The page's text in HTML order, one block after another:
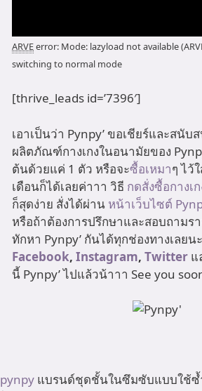
ARVEerror: Mode: lazyload not available
switching to normal mode
[thrive_leads id=’7396′]
เอาเป็นว่า Pynpy’ ขอเชียร์และสนับ
ผลิตภัณฑ์กางเกงในอนามัยของ
ต้นด้วยแค่ 1 ตัว หรือจะซื้อเหมาๆ ไว้
เดือนก็ได้เลยค่าาา วิธี กดสั่งซื้อกางเ
ก็สุดง่าย สั่งได้ผ่าน หน้าเว็บไซต์
หรือถ้าต้องการปรึกษาและสอบถามรา
ทักหา Pynpy’ กันได้ทุกช่องทางเลยน
Facebook, Instagram, Twitter แ
นี้ Pynpy’ ไปแล้วน้าาา See you
pynpy แบรนด์ชุดชั้นในซึมซับแบบใช้ซ้